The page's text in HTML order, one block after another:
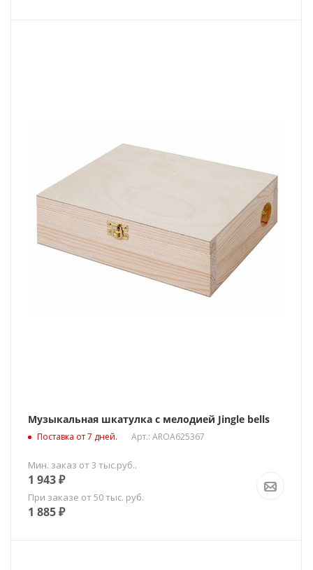
Музыкальная шкатулка c мелодией Jingle bells
Поставка от 7 дней. Арт.: AROA625367
Мин. заказ от 3 тыс.руб..
1 943₽
При заказе от 50 тыс. руб.
1 885₽